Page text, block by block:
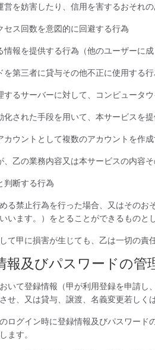
営を妨害したり、信用を害するおそれ
セス回数を意図的に回避する行為
報を提供する行為（他のユーザーに成
を第三者に貸与その他不正に使用する
するサーバーに対して、コンピュータ
化された手段を用いて、本サービスを
カウントとして複数のアカウントを作
、乙の業務内容又は本サービスの内容
判断する行為
る禁止行為を行った場合、又はそのお
います。）をとることができるもの
て甲に損害が生じても、乙は一切の責
及びパスワードの管
いて登録情報（甲が利用登録を申請し
せ、又は貸与、譲渡、名義変更若しく
ログイン時に登録情報及びパスワー
ます。